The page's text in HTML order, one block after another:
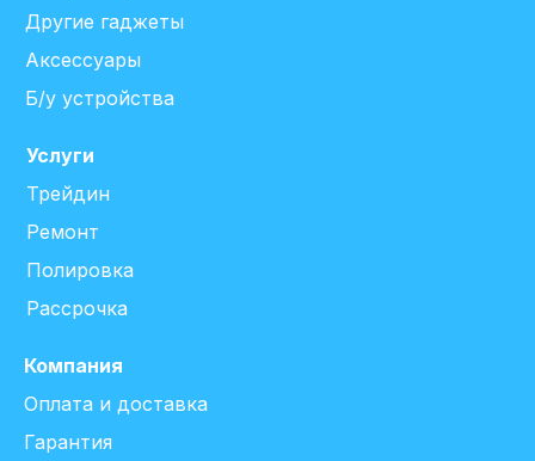
Услуги
Трейдин
Ремонт
Полировка
Рассрочка
Другие гаджеты
Аксессуары
Компания
Б/у устройства
Оплата и доставка
Гарантия